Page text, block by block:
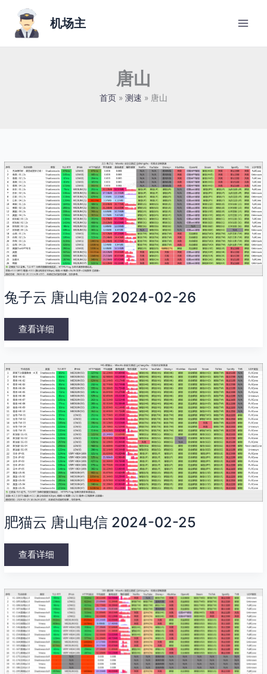
机场主
唐山
首页 测速 唐山
兔子云 唐山电信 2024-02-26
兔
子
云
唐
山
电
信
2024-
02-
26
查看详细
肥猫云 唐山电信 2024-02-25
肥
猫
云
唐
山
电
信
2024-
02-
25
查看详细
速
云
梯
唐
山
电
信
2024-
02-
21